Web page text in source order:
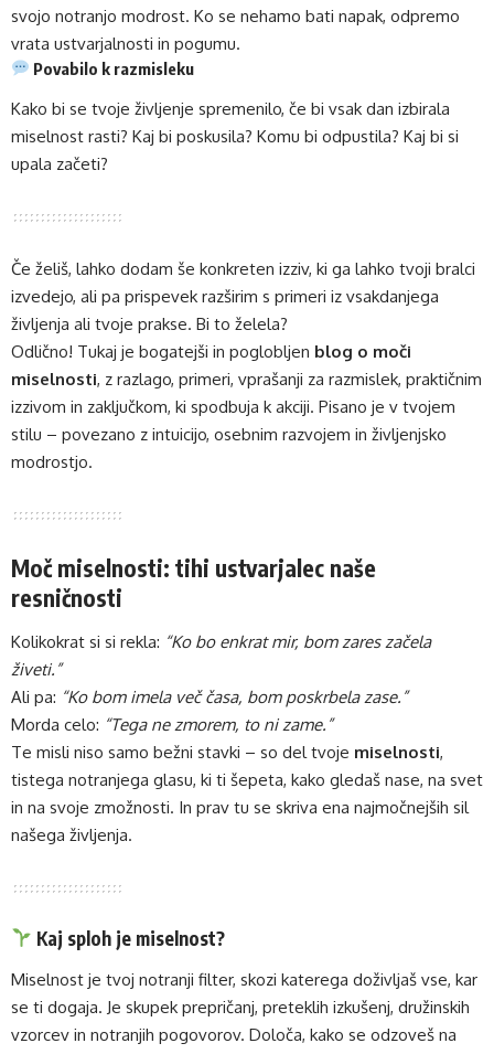
svojo notranjo modrost. Ko se nehamo bati napak, odpremo
vrata ustvarjalnosti in pogumu.
Povabilo k razmisleku
Kako bi se tvoje življenje spremenilo, če bi vsak dan izbirala
miselnost rasti? Kaj bi poskusila? Komu bi odpustila? Kaj bi si
upala začeti?
Če želiš, lahko dodam še konkreten izziv, ki ga lahko tvoji bralci
izvedejo, ali pa prispevek razširim s primeri iz vsakdanjega
življenja ali tvoje prakse. Bi to želela?
Odlično! Tukaj je bogatejši in poglobljen blog o moči
miselnosti, z razlago, primeri, vprašanji za razmislek, praktičnim
izzivom in zaključkom, ki spodbuja k akciji. Pisano je v tvojem
stilu – povezano z intuicijo, osebnim razvojem in življenjsko
modrostjo.
Moč miselnosti: tihi ustvarjalec naše
resničnosti
Kolikokrat si si rekla: “Ko bo enkrat mir, bom zares začela
živeti.”
Ali pa: “Ko bom imela več časa, bom poskrbela zase.”
Morda celo: “Tega ne zmorem, to ni zame.”
Te misli niso samo bežni stavki – so del tvoje miselnosti,
tistega notranjega glasu, ki ti šepeta, kako gledaš nase, na svet
in na svoje zmožnosti. In prav tu se skriva ena najmočnejših sil
našega življenja.
Kaj sploh je miselnost?
Miselnost je tvoj notranji filter, skozi katerega doživljaš vse, kar
se ti dogaja. Je skupek prepričanj, preteklih izkušenj, družinskih
vzorcev in notranjih pogovorov. Določa, kako se odzoveš na